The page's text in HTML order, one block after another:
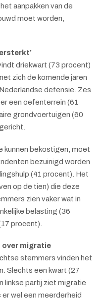
aanpakken van de
moet worden,
driekwart (73 procent)
zich de komende jaren
defensie. Zes
een oefenterrein (61
grondvoertuigen (60
kunnen bekostigen, moet
bezuinigd worden
(41 procent). Het
op de tien) die deze
zien vaker wat in
belasting (36
procent).
over migratie
stemmers vinden het
Slechts een kwart (27
linkse partij ziet migratie
wel een meerderheid